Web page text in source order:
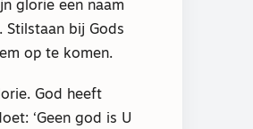
glorie een naam
bij Gods
op te komen.
God heeft
‘Geen god is U